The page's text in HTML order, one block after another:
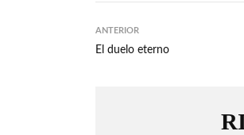
ANTERIOR
El duelo eterno